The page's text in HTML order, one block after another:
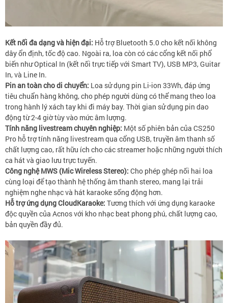
Kết nối đa dạng và hiện đại: Hỗ trợ Bluetooth 5.0 cho kết nối không
dây ổn định, tốc độ cao. Ngoài ra, loa còn có các cổng kết nối phổ
biến như Optical In (kết nối trực tiếp với Smart TV), USB MP3, Guitar
In, và Line In.
Pin an toàn cho di chuyển: Loa sử dụng pin Li-ion 33Wh, đáp ứng
tiêu chuẩn hàng không, cho phép người dùng có thể mang theo loa
trong hành lý xách tay khi đi máy bay. Thời gian sử dụng pin dao
động từ 2-4 giờ tùy vào mức âm lượng.
Tính năng livestream chuyên nghiệp: Một số phiên bản của CS250
Pro hỗ trợ tính năng livestream qua cổng USB, truyền âm thanh số
chất lượng cao, rất hữu ích cho các streamer hoặc những người thích
ca hát và giao lưu trực tuyến.
Công nghệ MWS (Mic Wireless Stereo): Cho phép ghép nối hai loa
cùng loại để tạo thành hệ thống âm thanh stereo, mang lại trải
nghiệm nghe nhạc và hát karaoke sống động hơn.
Hỗ trợ ứng dụng CloudKaraoke: Tương thích với ứng dụng karaoke
độc quyền của Acnos với kho nhạc beat phong phú, chất lượng cao,
bản quyền đầy đủ.